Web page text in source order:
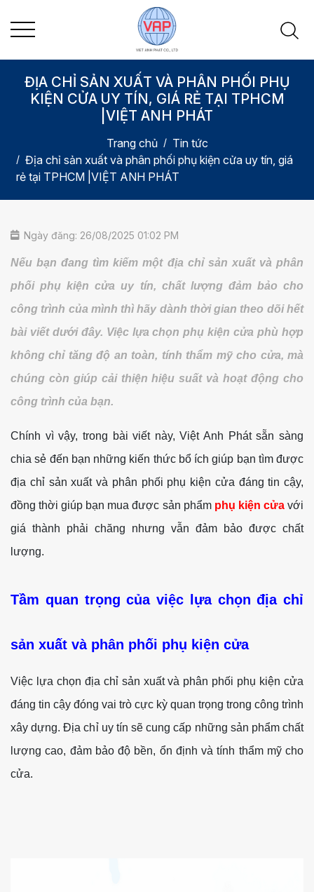
ĐỊA CHỈ SẢN XUẤT VÀ PHÂN PHỐI PHỤ
KIỆN CỬA UY TÍN, GIÁ RẺ TẠI TPHCM
|VIỆT ANH PHÁT
Trang chủ
Tin tức
Địa chỉ sản xuất và phân phối phụ kiện cửa uy tín, giá
rẻ tại TPHCM |VIỆT ANH PHÁT
Ngày đăng: 26/08/2025 01:02 PM
Nếu bạn đang tìm kiếm một địa chỉ sản xuất và phân
phối phụ kiện cửa uy tín, chất lượng đảm bảo cho
công trình của mình thì hãy dành thời gian theo dõi hết
bài viết dưới đây. Việc lựa chọn phụ kiện cửa phù hợp
không chỉ tăng độ an toàn, tính thẩm mỹ cho cửa, mà
chúng còn giúp cải thiện hiệu suất và hoạt động cho
công trình của bạn.
Chính vì vậy, trong bài viết này, Việt Anh Phát sẵn sàng
chia sẻ đến bạn những kiến thức bổ ích giúp bạn tìm được
địa chỉ sản xuất và phân phối phụ kiện cửa đáng tin cậy,
đồng thời giúp bạn mua được sản phẩm phụ kiện cửavới
giá thành phải chăng nhưng vẫn đảm bảo được chất
lượng.
Tầm quan trọng của việc lựa chọn địa chỉ
sản xuất và phân phối phụ kiện cửa
Việc lựa chọn địa chỉ sản xuất và phân phối phụ kiện cửa
đáng tin cậy đóng vai trò cực kỳ quan trọng trong công trình
xây dựng. Địa chỉ uy tín sẽ cung cấp những sản phẩm chất
lượng cao, đảm bảo độ bền, ổn định và tính thẩm mỹ cho
cửa.